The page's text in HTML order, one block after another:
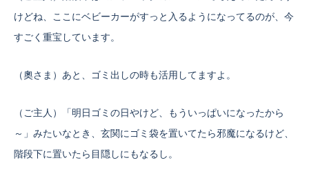
けどね、ここにベビーカーがすっと入るようになってるのが、今
すごく重宝しています。
（奧さま）あと、ゴミ出しの時も活用してますよ。
（ご主人）「明日ゴミの日やけど、もういっぱいになったから
～」みたいなとき、玄関にゴミ袋を置いてたら邪魔になるけど、
階段下に置いたら目隠しにもなるし。